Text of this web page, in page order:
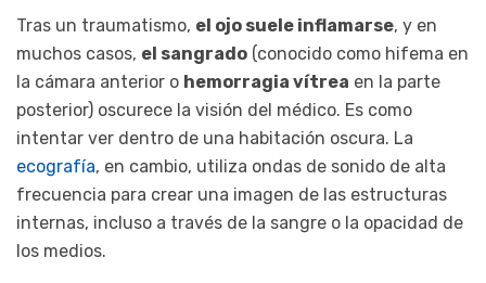
Tras un traumatismo, el ojo suele inflamarse, y en
muchos casos, el sangrado (conocido como hifema en
la cámara anterior o hemorragia vítrea en la parte
posterior) oscurece la visión del médico. Es como
intentar ver dentro de una habitación oscura. La
ecografía, en cambio, utiliza ondas de sonido de alta
frecuencia para crear una imagen de las estructuras
internas, incluso a través de la sangre o la opacidad de
los medios.